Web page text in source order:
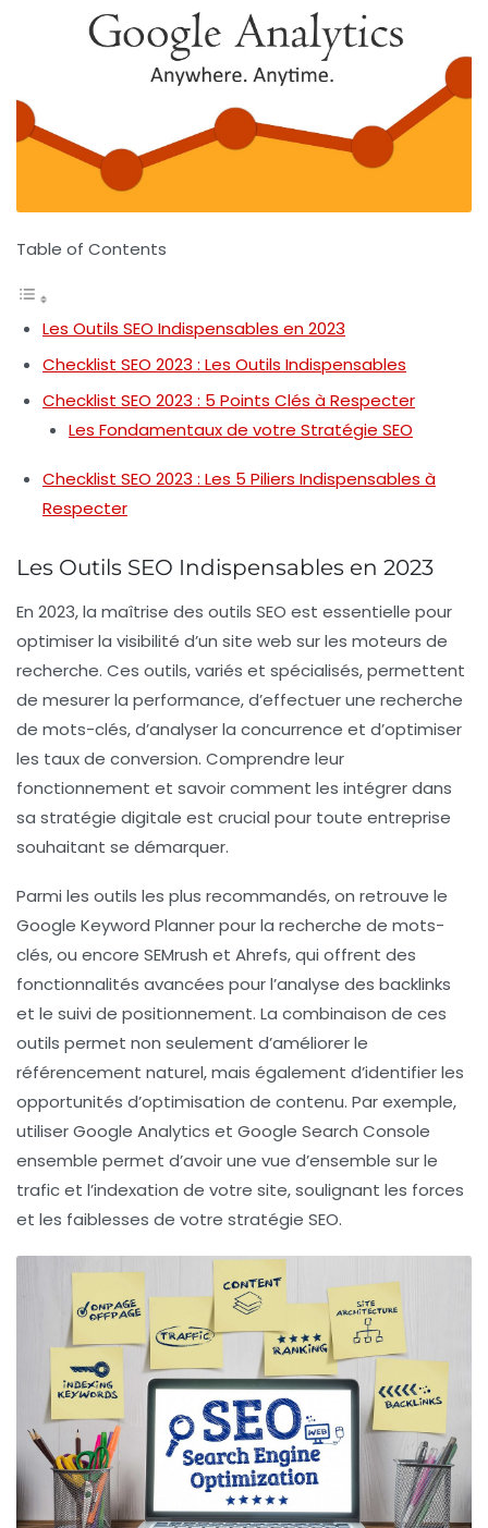
Table of Contents
Les Outils SEO Indispensables en 2023
Checklist SEO 2023 : Les Outils Indispensables
Checklist SEO 2023 : 5 Points Clés à Respecter
Les Fondamentaux de votre Stratégie SEO
Checklist SEO 2023 : Les 5 Piliers Indispensables à
Respecter
Les Outils SEO Indispensables en 2023
En 2023, la maîtrise des outils SEO est essentielle pour
optimiser la visibilité d’un site web sur les moteurs de
recherche. Ces outils, variés et spécialisés, permettent
de mesurer la performance, d’effectuer une recherche
de mots-clés, d’analyser la concurrence et d’optimiser
les taux de conversion. Comprendre leur
fonctionnement et savoir comment les intégrer dans
sa stratégie digitale est crucial pour toute entreprise
souhaitant se démarquer.
Parmi les outils les plus recommandés, on retrouve le
Google Keyword Plannerpour la recherche de mots-
clés, ou encore SEMrush et Ahrefs, qui offrent des
fonctionnalités avancées pour l’analyse des backlinks
et le suivi de positionnement. La combinaison de ces
outils permet non seulement d’améliorer le
référencement naturel, mais également d’identifier les
opportunités d’optimisation de contenu. Par exemple,
utiliserGoogle Analytics et Google Search Console
ensemble permet d’avoir une vue d’ensemble sur le
trafic et l’indexation de votre site, soulignant les forces
et les faiblesses de votre stratégie SEO.